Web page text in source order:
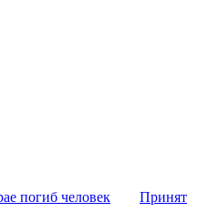
погиб человек
Принят